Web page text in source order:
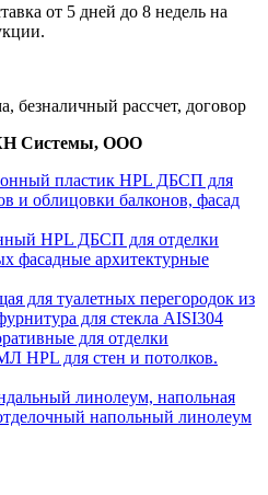
от 5 дней до 8 недель на
безналичный рассчет, договор
Системы, ООО
пластик HPL ДБСП для
и облицовки балконов, фасад
HPL ДБСП для отделки
фасадные архитектурные
для туалетных перегородок из
для стекла AISI304
для отделки
HPL для стен и потолков.
линолеум, напольная
напольный линолеум